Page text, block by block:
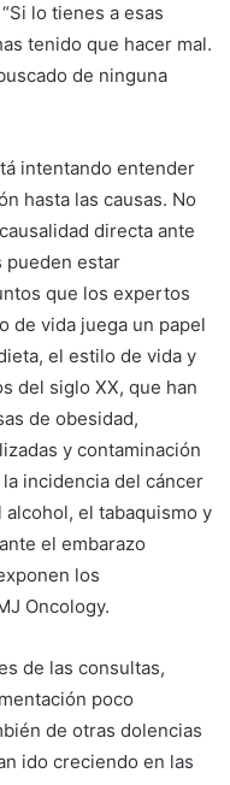
lo tienes a esas
tenido que hacer mal.
de ninguna
intentando entender
hasta las causas. No
directa ante
pueden estar
que los expertos
de vida juega un papel
el estilo de vida y
del siglo XX, que han
de obesidad,
y contaminación
incidencia del cáncer
el tabaquismo y
el embarazo
los
Oncology.
de las consultas,
poco
de otras dolencias
ido creciendo en las